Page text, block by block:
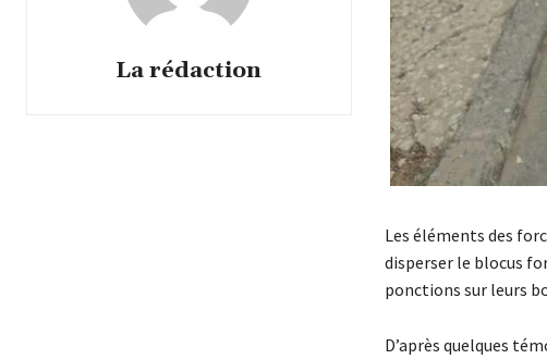
La rédaction
Les éléments des
disperser le blocus
ponctions sur leurs
D’après quelques